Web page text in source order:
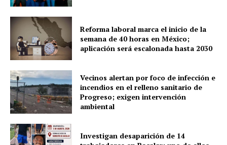
Menú
Yucatán
Sociedad y Negocios
Policíacas
Deportes
Política
Reforma laboral marca el inicio de la
semana de 40 horas en México;
aplicación será escalonada hasta 2030
Vecinos alertan por foco de infección e
incendios en el relleno sanitario de
Progreso; exigen intervención
ambiental
Investigan desaparición de 14